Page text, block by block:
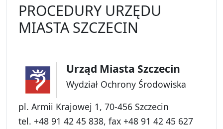
PROCEDURY URZĘDU
MIASTA SZCZECIN
Urząd Miasta Szczecin
Wydział Ochrony Środowiska
pl. Armii Krajowej 1, 70-456 Szczecin
tel. +48 91 42 45 838, fax +48 91 42 45 627